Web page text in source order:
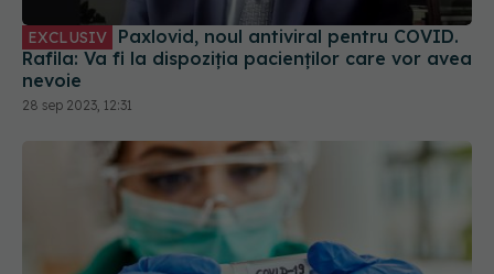
28 sep 2023, 12:31